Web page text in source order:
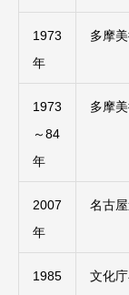
1973
年
多摩
1973
～84
年
多摩
2007
年
名古
1985
文化